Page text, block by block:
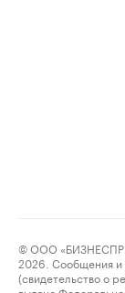
© ООО
2026. Сообщения и
(свидетельство о